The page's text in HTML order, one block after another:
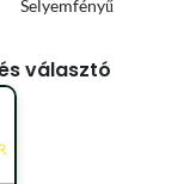
Selyemfényű
választó